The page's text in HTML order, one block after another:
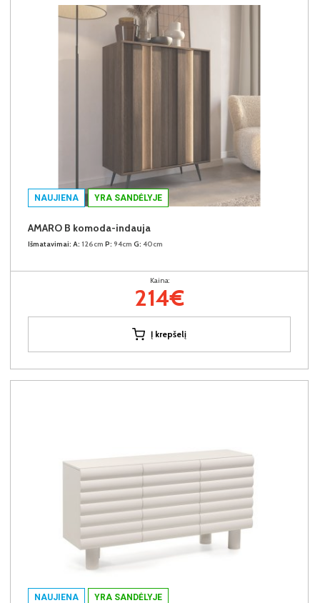
NAUJIENA YRA SANDĖLYJE
AMARO B komoda-indauja
Išmatavimai: A: 126cm P: 94cm G: 40cm
Kaina:
214€
Į krepšelį
NAUJIENA YRA SANDĖLYJE